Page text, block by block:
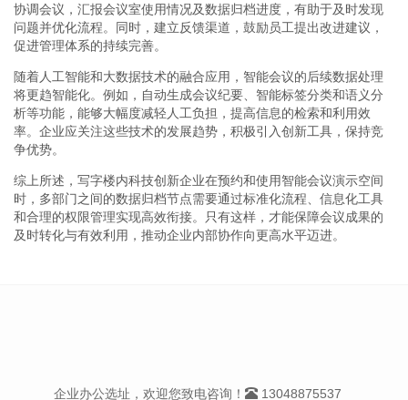
协调会议，汇报会议室使用情况及数据归档进度，有助于及时发现
问题并优化流程。同时，建立反馈渠道，鼓励员工提出改进建议，
促进管理体系的持续完善。
随着人工智能和大数据技术的融合应用，智能会议的后续数据处理
将更趋智能化。例如，自动生成会议纪要、智能标签分类和语义分
析等功能，能够大幅度减轻人工负担，提高信息的检索和利用效
率。企业应关注这些技术的发展趋势，积极引入创新工具，保持竞
争优势。
综上所述，写字楼内科技创新企业在预约和使用智能会议演示空间
时，多部门之间的数据归档节点需要通过标准化流程、信息化工具
和合理的权限管理实现高效衔接。只有这样，才能保障会议成果的
及时转化与有效利用，推动企业内部协作向更高水平迈进。
企业办公选址，欢迎您致电咨询！ 13048875537